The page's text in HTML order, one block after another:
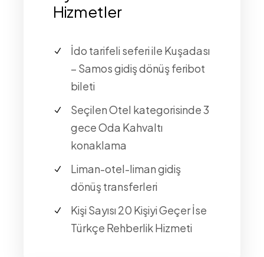
Hizmetler
İdo tarifeli seferi ile Kuşadası
– Samos gidiş dönüş feribot
bileti
Seçilen Otel kategorisinde 3
gece Oda Kahvaltı
konaklama
Liman-otel-liman gidiş
dönüş transferleri
Kişi Sayısı 20 Kişiyi Geçer İse
Türkçe Rehberlik Hizmeti